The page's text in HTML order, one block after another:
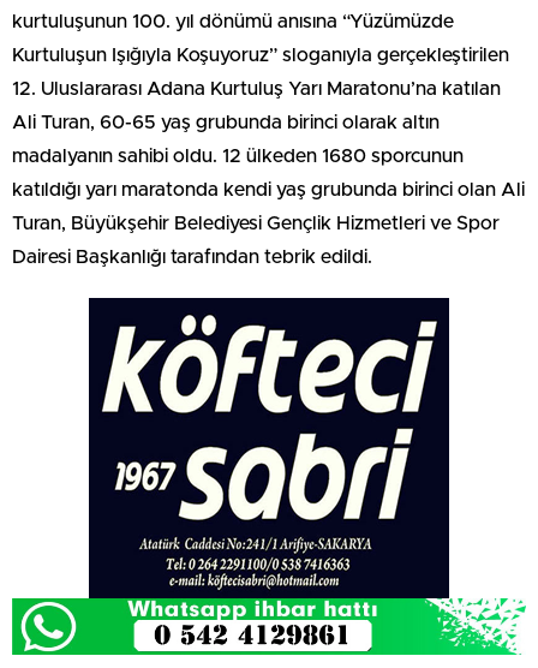
kurtuluşunun 100. yıl dönümü anısına “Yüzümüzde
Kurtuluşun Işığıyla Koşuyoruz” sloganıyla gerçekleştirilen
12. Uluslararası Adana Kurtuluş Yarı Maratonu’na katılan
Ali Turan, 60-65 yaş grubunda birinci olarak altın
madalyanın sahibi oldu. 12 ülkeden 1680 sporcunun
katıldığı yarı maratonda kendi yaş grubunda birinci olan Ali
Turan, Büyükşehir Belediyesi Gençlik Hizmetleri ve Spor
Dairesi Başkanlığı tarafından tebrik edildi.